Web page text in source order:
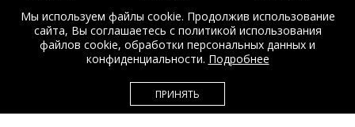
© Интернет магазин верхней одежды из меха и кожи
EDEM-ROOM 2011-2026
Акции
Мы используем файлы cookie. Продолжив использование
сайта, Вы соглашаетесь с политикой использования
файлов cookie, обработки персональных данных и
конфиденциальности. Подробнее
ПРИНЯТЬ